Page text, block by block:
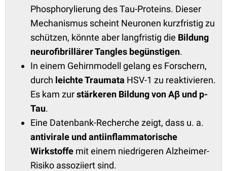
Phosphorylierung des Tau-Proteins. Dieser
Mechanismus scheint Neuronen kurzfristig zu
schützen, könnte aber langfristig die Bildung
neurofibrillärer Tangles begünstigen.
In einem Gehirnmodell gelang es Forschern,
durch leichte Traumata HSV-1 zu reaktivieren.
Es kam zurstärkeren Bildung von Aβ und p-
Tau.
Eine Datenbank-Recherche zeigt, dass u. a.
antivirale und antiinflammatorische
Wirkstoffe mit einem niedrigeren Alzheimer-
Risiko assoziiert sind.